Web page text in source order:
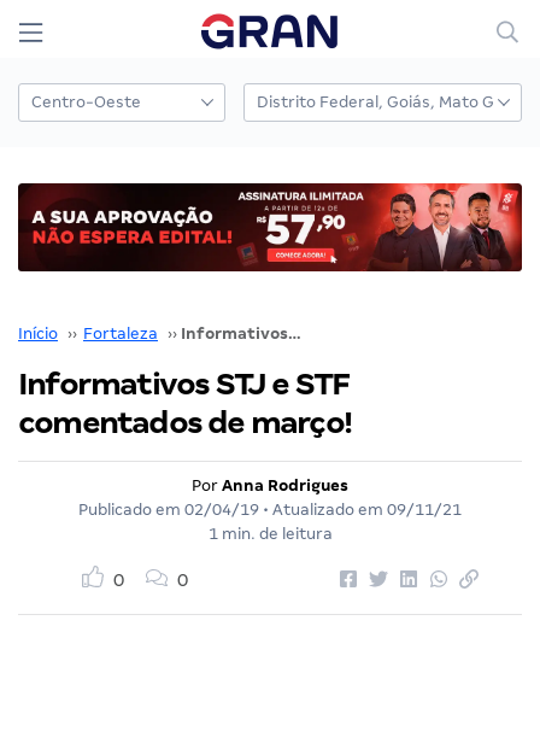
Início ›› Fortaleza ›› Informativos STJ e STF comentados de março!
Informativos STJ e STF
comentados de março!
Por Anna Rodrigues
Publicado em 02/04/19 • Atualizado em 09/11/21
1 min. de leitura
0 0